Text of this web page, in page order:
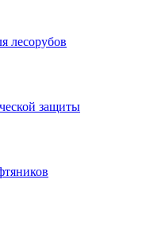
лесорубов
защиты